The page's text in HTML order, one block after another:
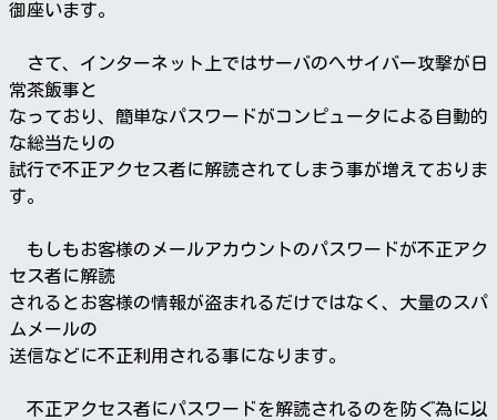
御座います。
さて、インターネット上ではサーバのへサイバー攻撃が日
常茶飯事と
なっており、簡単なパスワードがコンピュータによる自動的
な総当たりの
試行で不正アクセス者に解読されてしまう事が増えておりま
す。
もしもお客様のメールアカウントのパスワードが不正アク
セス者に解読
されるとお客様の情報が盗まれるだけではなく、大量のスパ
ムメールの
送信などに不正利用される事になります。
不正アクセス者にパスワードを解読されるのを防ぐ為に以